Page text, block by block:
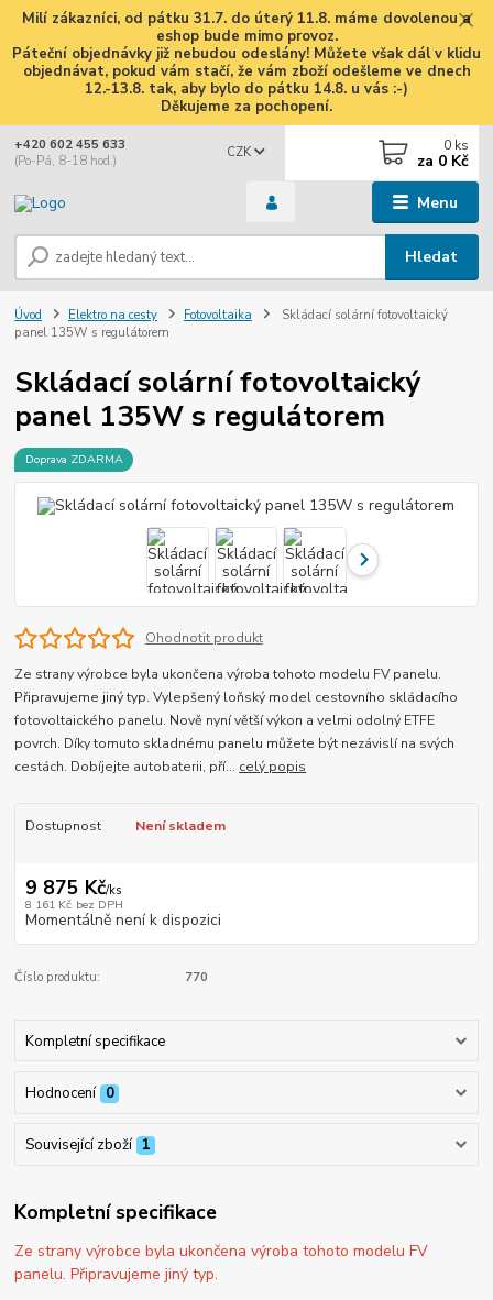
Milí zákazníci, od pátku 31.7. do úterý 11.8. máme dovolenou a
eshop bude mimo provoz.
Páteční objednávky již nebudou odeslány! Můžete však dál v klidu
objednávat, pokud vám stačí, že vám zboží odešleme ve dnech
12.-13.8. tak, aby bylo do pátku 14.8. u vás :-)
Děkujeme za pochopení.
Menu
CZK
Hledat
+420 602 455 633
(Po-Pá, 8-18 hod.)
0 ks
za 0 Kč
Úvod Elektro na cesty Fotovoltaika
Skládací solární fotovoltaický
panel 135W s regulátorem
Skládací solární fotovoltaický
panel 135W s regulátorem
Doprava ZDARMA
Ohodnotit produkt
Ze strany výrobce byla ukončena výroba tohoto modelu FV panelu.
Připravujeme jiný typ. Vylepšený loňský model cestovního skládacího
fotovoltaického panelu. Nově nyní větší výkon a velmi odolný ETFE
povrch. Díky tomuto skladnému panelu můžete být nezávislí na svých
cestách. Dobíjejte autobaterii, pří... celý popis
Dostupnost Není skladem
9 875 Kč/ks
8 161 Kč bez DPH
Momentálně není k dispozici
Číslo produktu: 770
Kompletní specifikace
Hodnocení 0
Související zboží 1
Kompletní specifikace
Ze strany výrobce byla ukončena výroba tohoto modelu FV
panelu. Připravujeme jiný typ.